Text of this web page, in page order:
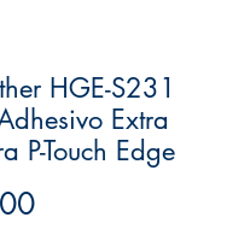
HGE-S231
Extra
P-Touch Edge
Precio